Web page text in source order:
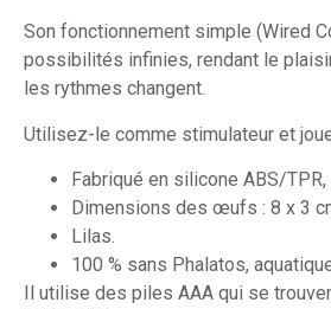
Son fonctionnement simple (Wired
possibilités infinies, rendant le
les rythmes changent.
Utilisez-le comme stimulateur et
Fabriqué en silicone ABS/
Dimensions des œufs : 8 x 3
Lilas.
100 % sans Phalatos,
Il utilise des piles AAA qui se